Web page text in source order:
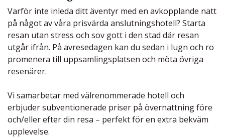
Varför inte inleda ditt äventyr med en avkopplande natt
på något av våra prisvärda anslutningshotell? Starta
resan utan stress och sov gott i den stad där resan
utgår ifrån. På avresedagen kan du sedan i lugn och ro
promenera till uppsamlingsplatsen och möta övriga
resenärer.
Vi samarbetar med välrenommerade hotell och
erbjuder subventionerade priser på övernattning före
och/eller efter din resa – perfekt för en extra bekväm
upplevelse.